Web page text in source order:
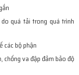
quá tải trong quá trình
các bộ phận
chống va đập đảm bảo độ